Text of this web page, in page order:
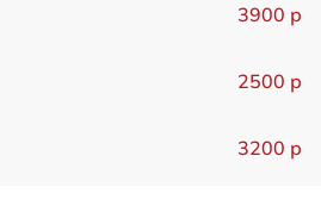
3900 р
2500 р
3200 р